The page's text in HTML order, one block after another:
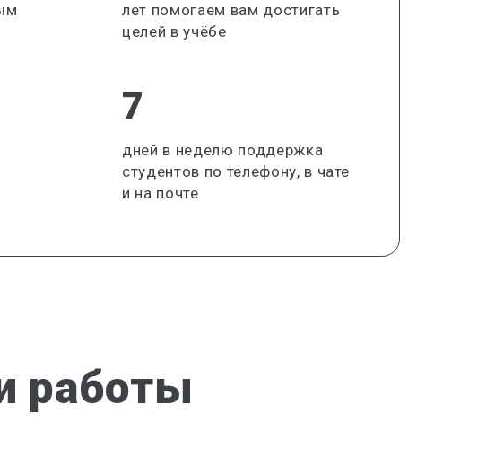
лет помогаем вам достигать
целей в учёбе
7
дней в неделю поддержка
студентов по телефону, в чате
и на почте
работы